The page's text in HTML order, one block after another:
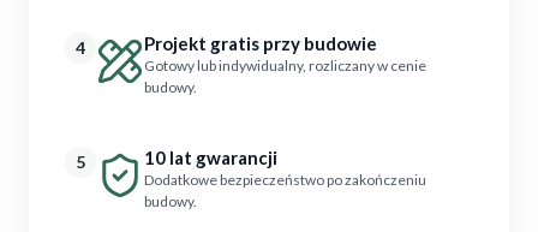
4 Projekt gratis przy budowie
Gotowy lub indywidualny, rozliczany w cenie
budowy.
5 10 lat gwarancji
Dodatkowe bezpieczeństwo po zakończeniu
budowy.